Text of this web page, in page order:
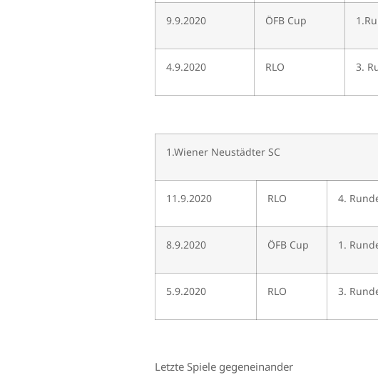
9.9.2020 ÖFB Cup
4.9.2020 RLO 3.
1.Wiener Neustädter SC
11.9.2020 RLO 4.
8.9.2020 ÖFB Cup 1.
5.9.2020 RLO 3.
Letzte Spiele gegeneinander